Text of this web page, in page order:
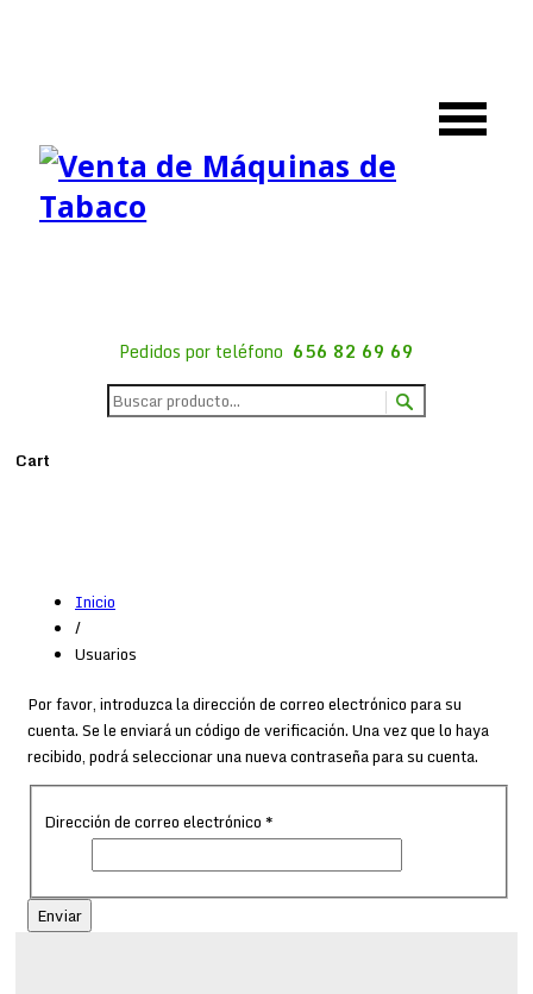
Pedidos por teléfono 656 82 69 69
Cart
Inicio
/
Usuarios
Por favor, introduzca la dirección de correo electrónico para su
cuenta. Se le enviará un código de verificación. Una vez que lo haya
recibido, podrá seleccionar una nueva contraseña para su cuenta.
Dirección de correo electrónico*
Enviar